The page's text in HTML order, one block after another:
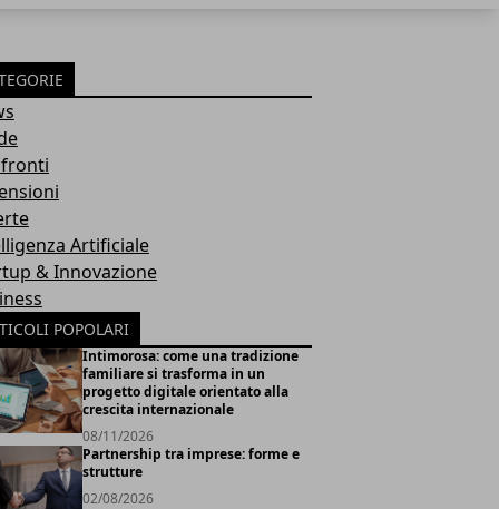
Artificiale
& Innovazione
POPOLARI
Intimorosa: come una tradizione
familiare si trasforma in un
progetto digitale orientato alla
crescita internazionale
08/11/2026
Partnership tra imprese: forme e
strutture
02/08/2026